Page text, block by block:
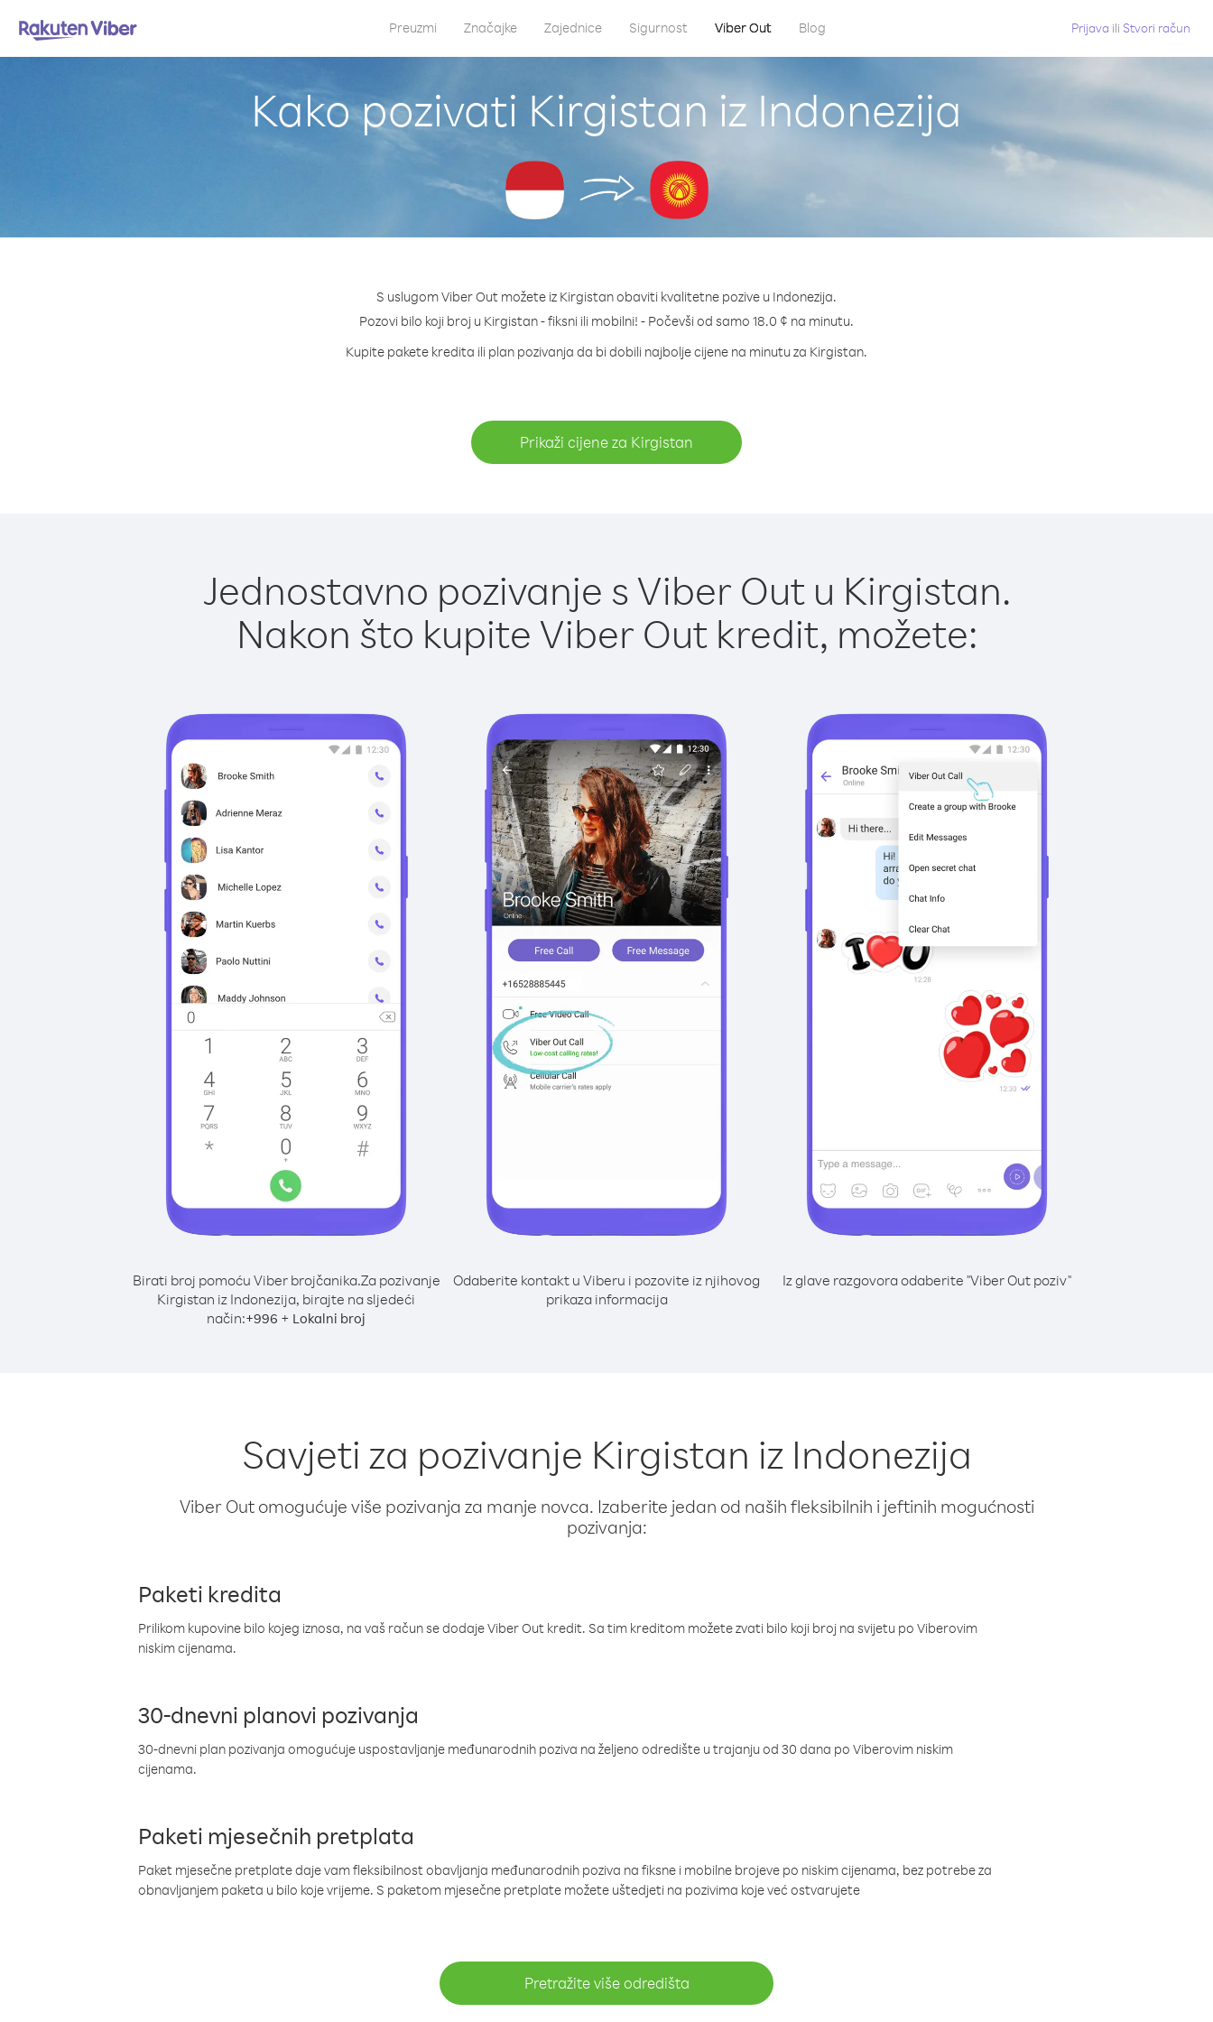
Preuzmi Značajke Zajednice Sigurnost Viber Out Blog Prijava ili Stvori račun
Kako pozivati Kirgistan iz Indonezija
S uslugom Viber Out možete iz Kirgistan obaviti kvalitetne pozive u Indonezija.
Pozovi bilo koji broj u Kirgistan - fiksni ili mobilni! - Počevši od samo 18.0 ¢ na minutu.
Kupite pakete kredita ili plan pozivanja da bi dobili najbolje cijene na minutu za Kirgistan.
Prikaži cijene za Kirgistan
Jednostavno pozivanje s Viber Out u Kirgistan.
Nakon što kupite Viber Out kredit, možete:
Birati broj pomoću Viber brojčanika.Za pozivanje
Kirgistan iz Indonezija, birajte na sljedeći
način:+996 + Lokalni broj
Odaberite kontakt u Viberu i pozovite iz njihovog
prikaza informacija
Iz glave razgovora odaberite "Viber Out poziv"
Savjeti za pozivanje Kirgistan iz Indonezija
Viber Out omogućuje više pozivanja za manje novca. Izaberite jedan od naših fleksibilnih i jeftinih mogućnosti
pozivanja:
Paketi kredita
Prilikom kupovine bilo kojeg iznosa, na vaš račun se dodaje Viber Out kredit. Sa tim kreditom možete zvati bilo koji broj na svijetu po Viberovim
niskim cijenama.
30-dnevni planovi pozivanja
30-dnevni plan pozivanja omogućuje uspostavljanje međunarodnih poziva na željeno odredište u trajanju od 30 dana po Viberovim niskim
cijenama.
Paketi mjesečnih pretplata
Paket mjesečne pretplate daje vam fleksibilnost obavljanja međunarodnih poziva na fiksne i mobilne brojeve po niskim cijenama, bez potrebe za
obnavljanjem paketa u bilo koje vrijeme. S paketom mjesečne pretplate možete uštedjeti na pozivima koje već ostvarujete
Pretražite više odredišta